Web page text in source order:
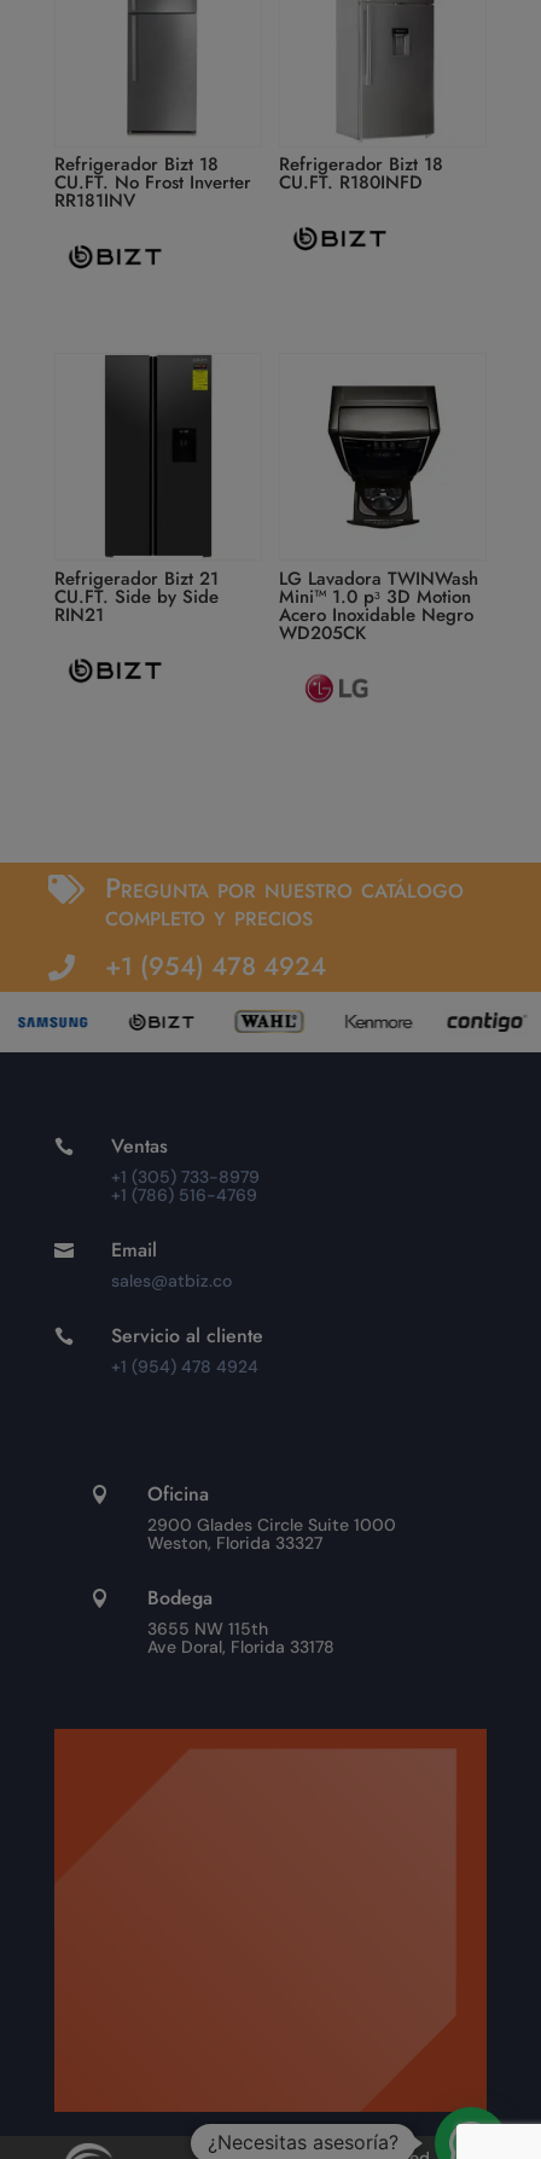
Refrigerador Bizt 18
CU.FT. No Frost Inverter
RR181INV
Refrigerador Bizt 18
CU.FT. R180INFD
Refrigerador Bizt 21
CU.FT. Side by Side
RIN21
LG Lavadora TWINWash
Mini™ 1.0 pᶟ 3D Motion
Acero Inoxidable Negro
WD205CK
 Pregunta por nuestro catálogo
completo y precios
 +1 (954) 478 4924
 Ventas
+1 (305) 733-8979
+1 (786) 516-4769
 Email
sales@atbiz.co
 Servicio al cliente
+1 (954) 478 4924
 Oficina
2900 Glades Circle Suite 1000
Weston, Florida 33327
 Bodega
3655 NW 115th
Ave Doral, Florida 33178
¿Necesitas asesoría?